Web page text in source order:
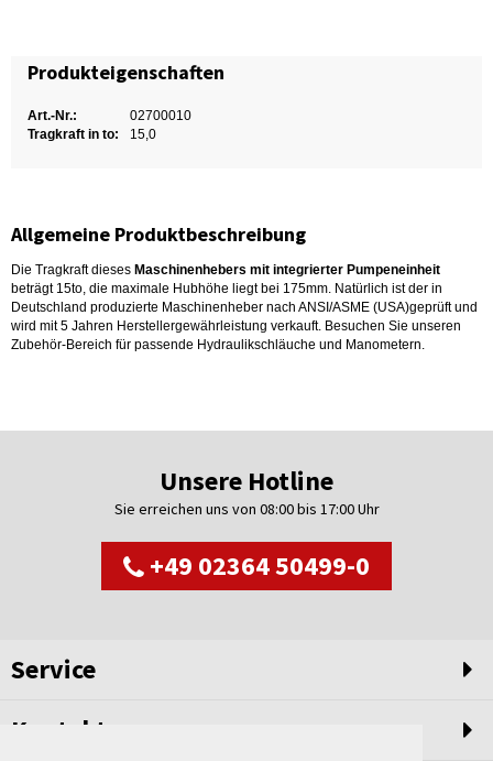
Produkteigenschaften
Art.-Nr.:
02700010
Tragkraft in to:
15,0
Allgemeine Produktbeschreibung
Die Tragkraft dieses Maschinenhebers mit integrierter Pumpeneinheit
beträgt 15to, die maximale Hubhöhe liegt bei 175mm. Natürlich ist der in
Deutschland produzierte Maschinenheber nach ANSI/ASME (USA)geprüft und
wird mit 5 Jahren Herstellergewährleistung verkauft. Besuchen Sie unseren
Zubehör-Bereich für passende Hydraulikschläuche und Manometern.
Unsere Hotline
Sie erreichen uns von 08:00 bis 17:00 Uhr
+49 02364 50499-0
Service
Kontakt